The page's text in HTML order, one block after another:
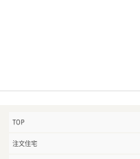
TOP
注文住宅